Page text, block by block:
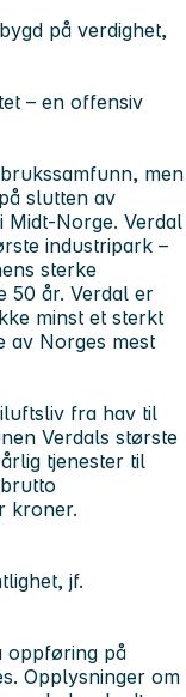
på verdighet,
– en offensiv
men
slutten av
Midt-Norge. Verdal
industripark –
sterke
50 år. Verdal er
minst et sterkt
av Norges mest
fra hav til
Verdals største
tjenester til
kroner.
jf.
oppføring på
Opplysninger om